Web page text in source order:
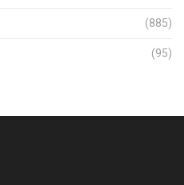
(885)
(95)